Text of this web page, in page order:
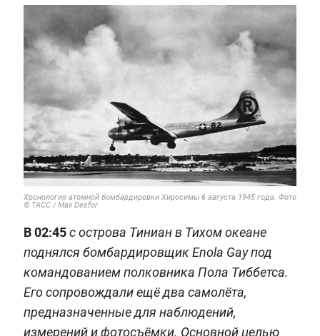
Хронология атомной бомбардировки Хиросимы 6 августа 1945 года. Фото
© ТАСС / Max Desfor
В 02:45с острова Тиниан в Тихом океане
поднялся бомбардировщик Enola Gay под
командованием полковника Пола Тиббетса.
Его сопровождали ещё два самолёта,
предназначенные для наблюдений,
измерений и фотосъёмки. Основной целью